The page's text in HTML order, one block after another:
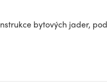
bytových jader,